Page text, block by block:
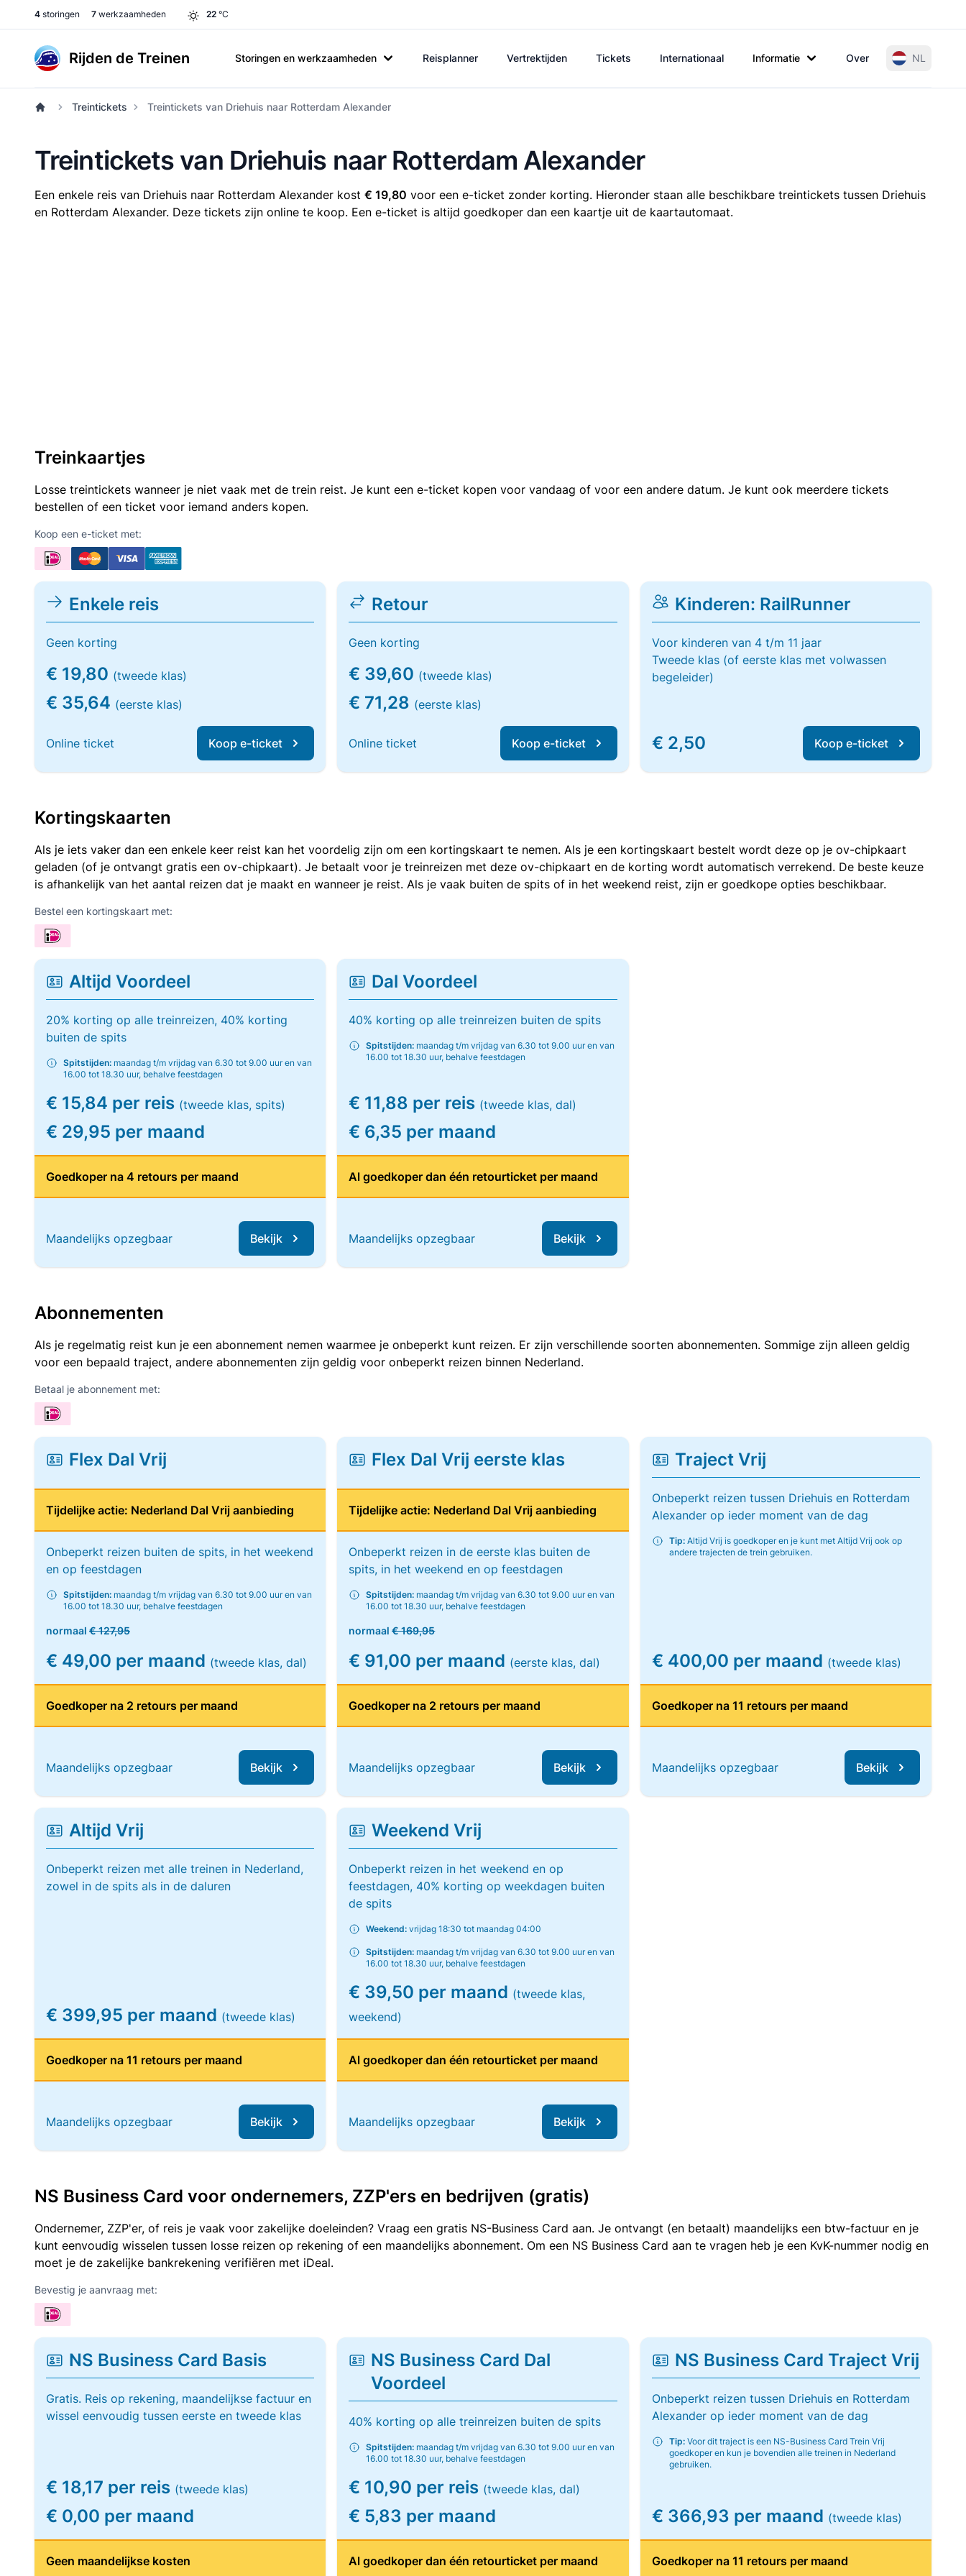
4 storingen 7 werkzaamheden 22 °C
Rijden de Treinen Storingen en werkzaamheden Reisplanner Vertrektijden Tickets Internationaal Informatie Over NL
Treintickets Treintickets van Driehuis naar Rotterdam Alexander
Treintickets van Driehuis naar Rotterdam Alexander
Een enkele reis van Driehuis naar Rotterdam Alexander kost € 19,80 voor een e-ticket zonder korting. Hieronder staan alle beschikbare treintickets tussen Driehuis
en Rotterdam Alexander. Deze tickets zijn online te koop. Een e-ticket is altijd goedkoper dan een kaartje uit de kaartautomaat.
Treinkaartjes
Losse treintickets wanneer je niet vaak met de trein reist. Je kunt een e-ticket kopen voor vandaag of voor een andere datum. Je kunt ook meerdere tickets
bestellen of een ticket voor iemand anders kopen.
Koop een e-ticket met:
Enkele reis
Geen korting
€ 19,80 (tweede klas)
€ 35,64 (eerste klas)
Online ticket Koop e-ticket
Retour
Geen korting
€ 39,60 (tweede klas)
€ 71,28 (eerste klas)
Online ticket Koop e-ticket
Kinderen: RailRunner
Voor kinderen van 4 t/m 11 jaar
Tweede klas (of eerste klas met volwassen
begeleider)
€ 2,50 Koop e-ticket
Kortingskaarten
Als je iets vaker dan een enkele keer reist kan het voordelig zijn om een kortingskaart te nemen. Als je een kortingskaart bestelt wordt deze op je ov-chipkaart
geladen (of je ontvangt gratis een ov-chipkaart). Je betaalt voor je treinreizen met deze ov-chipkaart en de korting wordt automatisch verrekend. De beste keuze
is afhankelijk van het aantal reizen dat je maakt en wanneer je reist. Als je vaak buiten de spits of in het weekend reist, zijn er goedkope opties beschikbaar.
Bestel een kortingskaart met:
Altijd Voordeel
20% korting op alle treinreizen, 40% korting
buiten de spits
Spitstijden: maandag t/m vrijdag van 6.30 tot 9.00 uur en van
16.00 tot 18.30 uur, behalve feestdagen
€ 15,84 per reis (tweede klas, spits)
€ 29,95 per maand
Goedkoper na 4 retours per maand
Maandelijks opzegbaar Bekijk
Dal Voordeel
40% korting op alle treinreizen buiten de spits
Spitstijden: maandag t/m vrijdag van 6.30 tot 9.00 uur en van
16.00 tot 18.30 uur, behalve feestdagen
€ 11,88 per reis (tweede klas, dal)
€ 6,35 per maand
Al goedkoper dan één retourticket per maand
Maandelijks opzegbaar Bekijk
Abonnementen
Als je regelmatig reist kun je een abonnement nemen waarmee je onbeperkt kunt reizen. Er zijn verschillende soorten abonnementen. Sommige zijn alleen geldig
voor een bepaald traject, andere abonnementen zijn geldig voor onbeperkt reizen binnen Nederland.
Betaal je abonnement met:
Flex Dal Vrij
Tijdelijke actie: Nederland Dal Vrij aanbieding
Onbeperkt reizen buiten de spits, in het weekend
en op feestdagen
Spitstijden: maandag t/m vrijdag van 6.30 tot 9.00 uur en van
16.00 tot 18.30 uur, behalve feestdagen
normaal € 127,95
€ 49,00 per maand (tweede klas, dal)
Goedkoper na 2 retours per maand
Maandelijks opzegbaar Bekijk
Flex Dal Vrij eerste klas
Tijdelijke actie: Nederland Dal Vrij aanbieding
Onbeperkt reizen in de eerste klas buiten de
spits, in het weekend en op feestdagen
Spitstijden: maandag t/m vrijdag van 6.30 tot 9.00 uur en van
16.00 tot 18.30 uur, behalve feestdagen
normaal€ 169,95
€ 91,00 per maand (eerste klas, dal)
Goedkoper na 2 retours per maand
Maandelijks opzegbaar Bekijk
Traject Vrij
Onbeperkt reizen tussen Driehuis en Rotterdam
Alexander op ieder moment van de dag
Tip:Altijd Vrij is goedkoper en je kunt met Altijd Vrij ook op
andere trajecten de trein gebruiken.
€ 400,00 per maand (tweede klas)
Goedkoper na 11 retours per maand
Maandelijks opzegbaar Bekijk
Altijd Vrij
Onbeperkt reizen met alle treinen in Nederland,
zowel in de spits als in de daluren
€ 399,95 per maand (tweede klas)
Goedkoper na 11 retours per maand
Maandelijks opzegbaar Bekijk
Weekend Vrij
Onbeperkt reizen in het weekend en op
feestdagen, 40% korting op weekdagen buiten
de spits
Weekend: vrijdag 18:30 tot maandag 04:00
Spitstijden: maandag t/m vrijdag van 6.30 tot 9.00 uur en van
16.00 tot 18.30 uur, behalve feestdagen
€ 39,50 per maand (tweede klas,
weekend)
Al goedkoper dan één retourticket per maand
Maandelijks opzegbaar Bekijk
NS Business Card voor ondernemers, ZZP'ers en bedrijven (gratis)
Ondernemer, ZZP'er, of reis je vaak voor zakelijke doeleinden? Vraag een gratis NS-Business Card aan. Je ontvangt (en betaalt) maandelijks een btw-factuur en je
kunt eenvoudig wisselen tussen losse reizen op rekening of een maandelijks abonnement. Om een NS Business Card aan te vragen heb je een KvK-nummer nodig en
moet je de zakelijke bankrekening verifiëren met iDeal.
Bevestig je aanvraag met:
NS Business Card Basis
Gratis. Reis op rekening, maandelijkse factuur en
wissel eenvoudig tussen eerste en tweede klas
€ 18,17 per reis (tweede klas)
€ 0,00 per maand
Geen maandelijkse kosten
NS Business Card Dal
Voordeel
40% korting op alle treinreizen buiten de spits
Spitstijden: maandag t/m vrijdag van 6.30 tot 9.00 uur en van
16.00 tot 18.30 uur, behalve feestdagen
€ 10,90 per reis (tweede klas, dal)
€ 5,83 per maand
Al goedkoper dan één retourticket per maand
NS Business Card Traject Vrij
Onbeperkt reizen tussen Driehuis en Rotterdam
Alexander op ieder moment van de dag
Tip:Voor dit traject is een NS-Business Card Trein Vrij
goedkoper en kun je bovendien alle treinen in Nederland
gebruiken.
€ 366,93 per maand (tweede klas)
Goedkoper na 11 retours per maand